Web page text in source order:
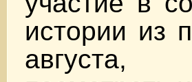
истории из
августа,